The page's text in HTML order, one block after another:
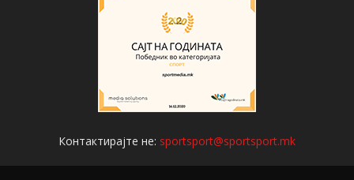
Контактирајте не: sportsport@sportsport.mk